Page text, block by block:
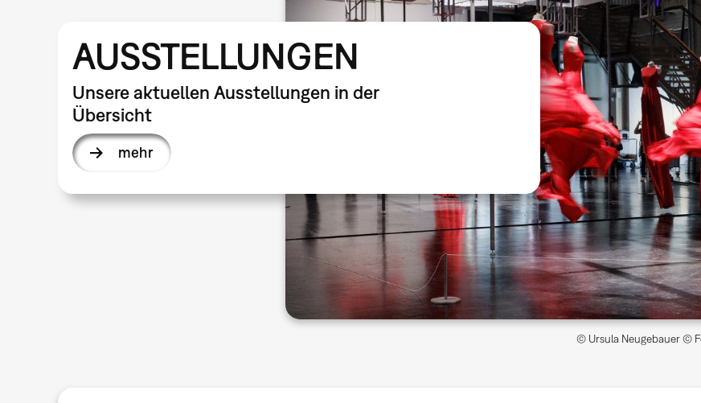
AUSSTELLUNGEN
Unsere aktuellen Ausstellungen in der
Übersicht
mehr
© Ursula Neugebauer ©